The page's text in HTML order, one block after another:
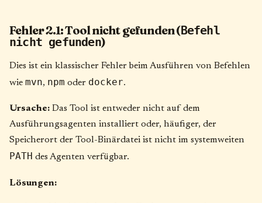
Fehler 2.1: Tool nicht gefunden (Befehl
nicht gefunden)
Dies ist ein klassischer Fehler beim Ausführen von Befehlen
wie mvn, npm oder docker.
Ursache: Das Tool ist entweder nicht auf dem
Ausführungsagenten installiert oder, häufiger, der
Speicherort der Tool-Binärdatei ist nicht im systemweiten
PATH des Agenten verfügbar.
Lösungen: